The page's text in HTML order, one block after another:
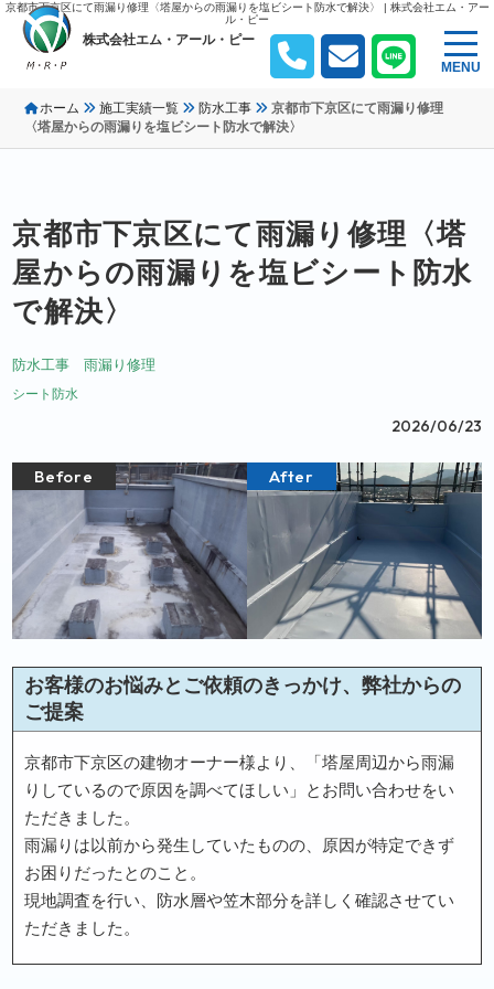
京都市下京区にて雨漏り修理〈塔屋からの雨漏りを塩ビシート防水で解決〉 | 株式会社エム・アー
ル・ピー
株式会社エム・アール・ピー
MENU
ホーム 施工実績一覧 防水工事
京都市下京区にて雨漏り修理
〈塔屋からの雨漏りを塩ビシート防水で解決〉
京都市下京区にて雨漏り修理〈塔
屋からの雨漏りを塩ビシート防水
で解決〉
防水工事 雨漏り修理
シート防水
2026/06/23
お客様のお悩みとご依頼のきっかけ、弊社からの
ご提案
京都市下京区の建物オーナー様より、「塔屋周辺から雨漏
りしているので原因を調べてほしい」とお問い合わせをい
ただきました。
雨漏りは以前から発生していたものの、原因が特定できず
お困りだったとのこと。
現地調査を行い、防水層や笠木部分を詳しく確認させてい
ただきました。